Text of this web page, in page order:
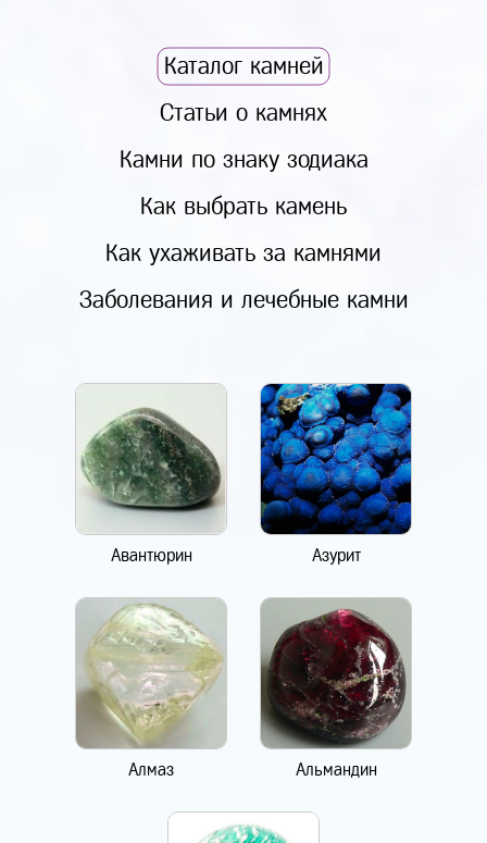
Каталог камней
Статьи о камнях
Камни по знаку зодиака
Как выбрать камень
Как ухаживать за камнями
Заболевания и лечебные камни
Авантюрин Азурит
Алмаз Альмандин